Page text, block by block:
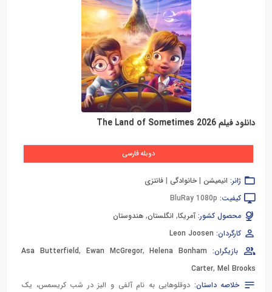
دانلود فیلم The Land of Sometimes 2026
دوبله فارسی
ژانر: انیمیشن | خانوادگی | فانتزی
کیفیت: BluRay 1080p
محصول کشور: آمریکا, انگلستان, هندوستان
کارگردان: Leon Joosen
بازیگران:
Asa Butterfield, Ewan McGregor,Helena Bonham
Carter, Mel Brooks
خلاصه داستان: دوقلوهایی به نام آلفی و الیز در شب کریسمس، یک